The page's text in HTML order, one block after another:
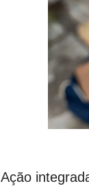
Ação